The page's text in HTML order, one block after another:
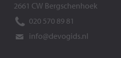
2661 CW Bergschenhoek
020 570 89 81
info@devogids.nl